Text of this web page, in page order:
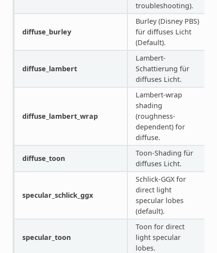
troubleshooting).
diffuse_burley
Burley (Disney PBS)
für diffuses Licht
(Default).
diffuse_lambert
Lambert-
Schattierung für
diffuses Licht.
diffuse_lambert_wrap
Lambert-wrap
shading
(roughness-
dependent) for
diffuse.
diffuse_toon
Toon-Shading für
diffuses Licht.
specular_schlick_ggx
Schlick-GGX for
direct light
specular lobes
(default).
specular_toon
Toon for direct
light specular
lobes.